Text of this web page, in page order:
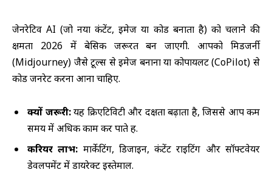
जेनरेटिव AI (जो नया कंटेंट, इमेज या कोड बनाता है) को चलाने की
क्षमता 2026 में बेसिक जरूरत बन जाएगी. आपको मिडजर्नी
(Midjourney) जैसे टूल्स से इमेज बनाना या कोपायलट (CoPilot) से
कोड जनरेट करना आना चाहिए.
क्यों जरूरी:यह क्रिएटिविटी और दक्षता बढ़ाता है, जिससे आप कम
समय में अधिक काम कर पाते हैं.
करियर लाभ: मार्केटिंग, डिजाइन, कंटेंट राइटिंग और सॉफ्टवेयर
डेवलपमेंट में डायरेक्ट इस्तेमाल.